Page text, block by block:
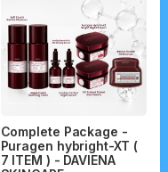
Complete Package -
Puragen hybright-XT (
7 ITEM ) - DAVIENA